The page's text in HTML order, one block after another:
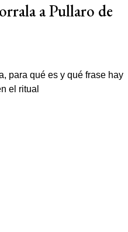
a Pullaro de